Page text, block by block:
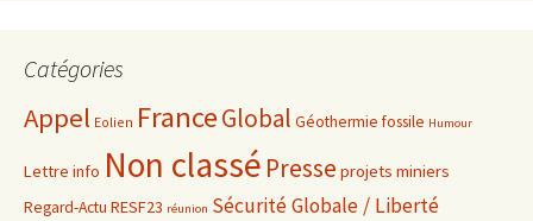
Catégories
Appel Eolien FranceGlobal Géothermie fossile Humour
Lettre info Non classé Presse projets miniers
Regard-Actu RESF23 réunion Sécurité Globale / Liberté